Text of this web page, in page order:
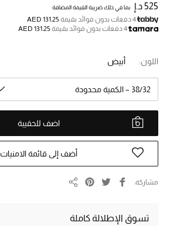
ما وصلنا حديثاً
ما وصلنا حديثاً
النساء
الحقائب النسائية
أحذية النسائية
525 د.إ بما في ذلك ضريبة القيمة المضافة
4 دفعات بدون فوائد بقيمة
AED 131.25
4 دفعات بدون فوائد بقيمة
AED 131.25
اللون: أبيض
38/32 – الكمية محدودة
اضف للحقيبة
أضف إلى قائمة الامنيات
مشاركة
تسوق الإطلالة كاملة